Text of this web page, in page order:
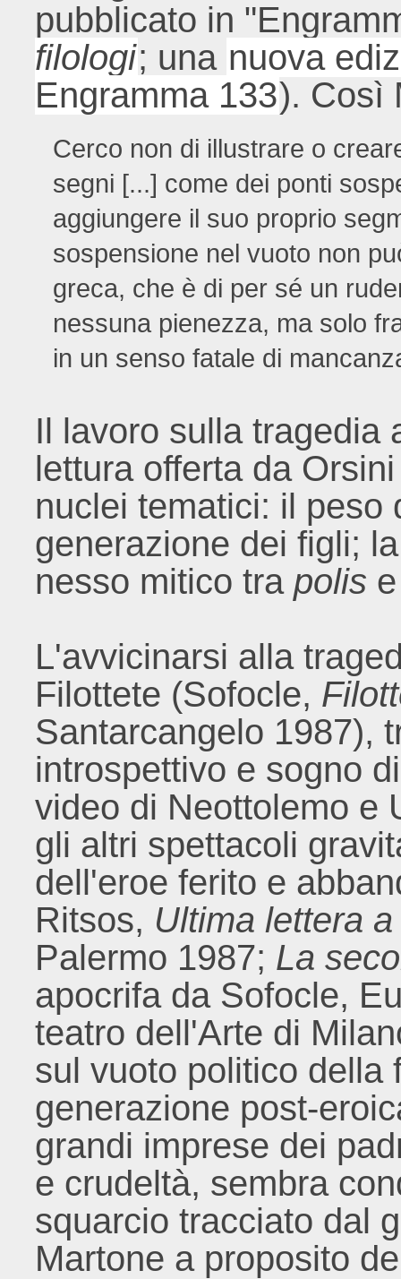
pubblicato in
filologi; una nuova
Engramma 133). Così
Cerco non di illustrare o
segni [...] come dei ponti
aggiungere il suo proprio
sospensione nel vuoto non
greca, che è di per sé un
nessuna pienezza, ma solo
in un senso fatale di
Il lavoro sulla tragedia
lettura offerta da
nuclei tematici: il peso
generazione dei figli;
nesso mitico trapolis
L'avvicinarsi alla
Filottete (Sofocle,
Santarcangelo 1987),
introspettivo e sogno
video di Neottolemo e
gli altri spettacoli
dell'eroe ferito e
Ritsos, Ultima lettera
Palermo 1987; La
apocrifa da Sofocle,
teatro dell'Arte di
sul vuoto politico della
generazione post-
grandi imprese dei
e crudeltà, sembra
squarcio tracciato dal
Martone a proposito